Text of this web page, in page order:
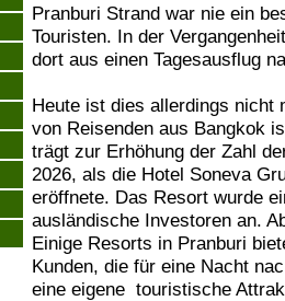
Pranburi Strand war nie ein
Touristen. In der
dort aus einen Tagesausflug
Heute ist dies allerdings nicht
von Reisenden aus Bangkok
trägt zur Erhöhung der Zahl
2026, als die Hotel Soneva
eröffnete. Das Resort wurde
ausländische Investoren an.
Einige Resorts in Pranburi
Kunden, die für eine Nacht
eine eigene touristische